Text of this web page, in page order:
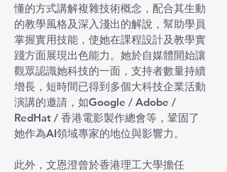
懂的方式講解複雜技術概念，配合其生動
的教學風格及深入淺出的解說，幫助學員
掌握實用技能，使她在課程設計及教學實
踐方面展現出色能力。她於自媒體開始讓
觀眾認識她科技的一面，支持者數量持續
增長，短時間已得到多個大科技企業活動
演講的邀請，如Google / Adobe /
RedHat / 香港電影製作總會等，鞏固了
她作為AI領域專家的地位與影響力。
此外，文恩澄曾於香港理工大學擔任